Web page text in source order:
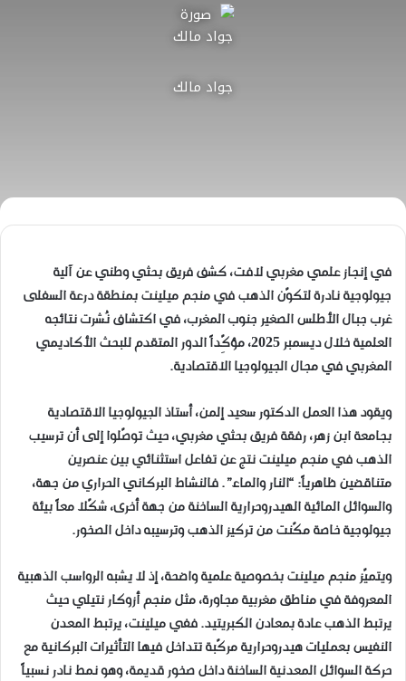
جواد مالك
في إنجاز علمي مغربي لافت، كشف فريق بحثي وطني عن آلية
جيولوجية نادرة لتكوّن الذهب في منجم ميلينت بمنطقة درعة السفلى
غرب جبال الأطلس الصغير جنوب المغرب، في اكتشاف نُشرت نتائجه
العلمية خلال ديسمبر 2025، مؤكِّداً الدور المتقدم للبحث الأكاديمي
المغربي في مجال الجيولوجيا الاقتصادية.
ويقود هذا العمل الدكتور سعيد إلمن، أستاذ الجيولوجيا الاقتصادية
بجامعة ابن زهر، رفقة فريق بحثي مغربي، حيث توصّلوا إلى أن ترسيب
الذهب في منجم ميلينت نتج عن تفاعل استثنائي بين عنصرين
متناقضين ظاهرياً: “النار والماء”. فالنشاط البركاني الحراري من جهة،
والسوائل المائية الهيدروحرارية الساخنة من جهة أخرى، شكّلا معاً بيئة
جيولوجية خاصة مكّنت من تركيز الذهب وترسيبه داخل الصخور.
ويتميّز منجم ميلينت بخصوصية علمية واضحة، إذ لا يشبه الرواسب الذهبية
المعروفة في مناطق مغربية مجاورة، مثل منجم أزوكار نتيلي حيث
يرتبط الذهب عادة بمعادن الكبريتيد. ففي ميلينت، يرتبط المعدن
النفيس بعمليات هيدروحرارية مركّبة تتداخل فيها التأثيرات البركانية مع
حركة السوائل المعدنية الساخنة داخل صخور قديمة، وهو نمط نادر نسبياً